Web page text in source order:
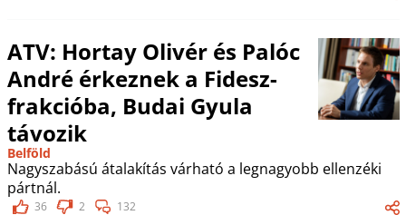
ATV: Hortay Olivér és Palóc
André érkeznek a Fidesz-
frakcióba, Budai Gyula
távozik
Belföld
Nagyszabású átalakítás várható a legnagyobb ellenzéki
pártnál.
36 2 132